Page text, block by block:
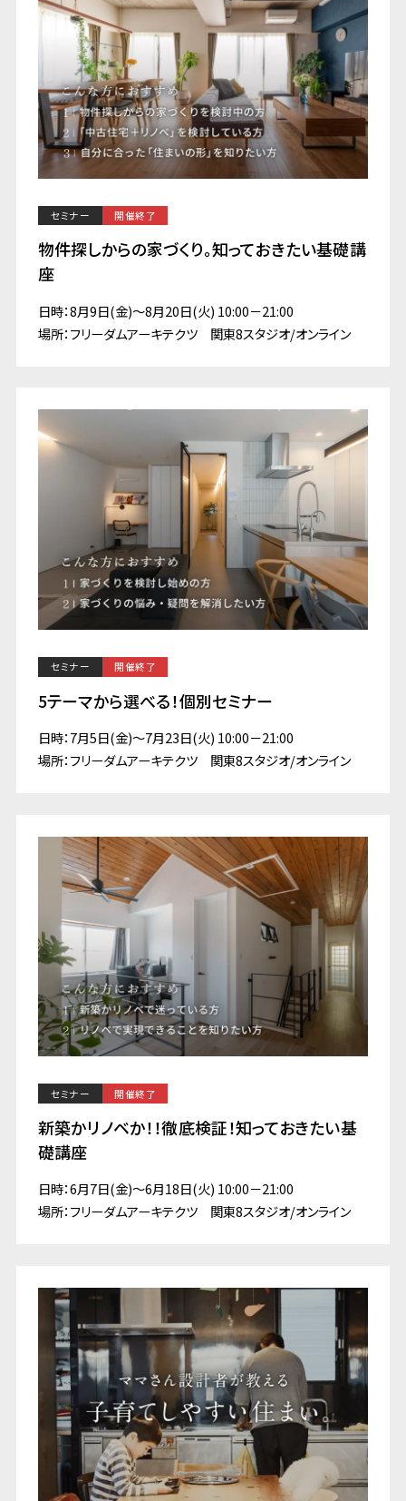
セミナー 開催終了
物件探しからの家づくり。知っておきたい基礎講
座
日時：8月9日(金)～8月20日(火) 10:00－21:00
場所：フリーダムアーキテクツ 関東8スタジオ/オンライン
セミナー 開催終了
5テーマから選べる！個別セミナー
日時：7月5日(金)～7月23日(火) 10:00－21:00
場所：フリーダムアーキテクツ 関東8スタジオ/オンライン
セミナー 開催終了
新築かリノベか！！徹底検証！知っておきたい基
礎講座
日時：6月7日(金)～6月18日(火) 10:00－21:00
場所：フリーダムアーキテクツ 関東8スタジオ/オンライン